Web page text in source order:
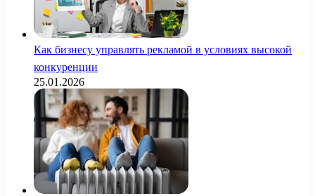
Как бизнесу управлять рекламой в условиях высокой
конкуренции
25.01.2026